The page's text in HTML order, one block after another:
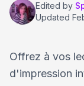
Edited by
Updated
Offrez à vos
d'impression